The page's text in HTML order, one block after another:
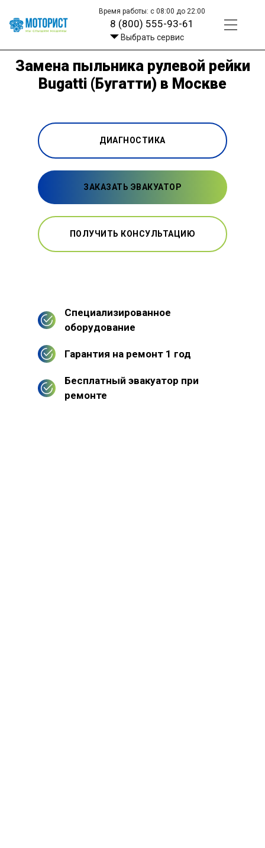
Время работы: с 08:00 до 22:00
8 (800) 555-93-61
Выбрать сервис
Замена пыльника рулевой рейки
Bugatti (Бугатти) в Москве
ДИАГНОСТИКА
ЗАКАЗАТЬ ЭВАКУАТОР
ПОЛУЧИТЬ КОНСУЛЬТАЦИЮ
Специализированное
оборудование
Гарантия на ремонт 1 год
Бесплатный эвакуатор при
ремонте